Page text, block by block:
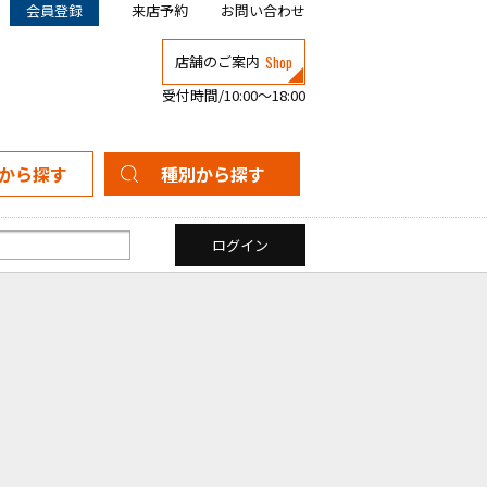
会員登録 来店予約 お問い合わせ
店舗のご案内 Shop
受付時間/10:00～18:00
ら探す 種別から探す
新築一戸建て
中古一戸建て
マンション
土地